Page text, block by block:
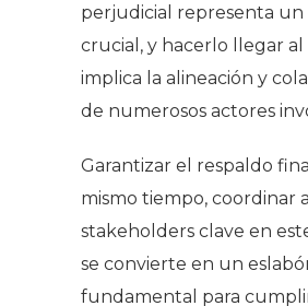
perjudicial representa un
crucial, y hacerlo llegar
implica la alineación y
de numerosos actores
Garantizar el respaldo
mismo tiempo, coordinar
stakeholders clave en
se convierte en un
fundamental para